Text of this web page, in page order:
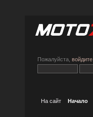
Пожалуйста, войдите
На сайт Начало